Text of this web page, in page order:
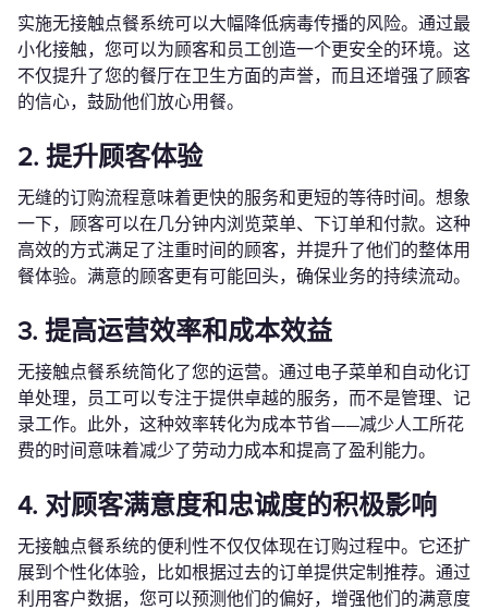
实施无接触点餐系统可以大幅降低病毒传播的风险。通过最
小化接触，您可以为顾客和员工创造一个更安全的环境。这
不仅提升了您的餐厅在卫生方面的声誉，而且还增强了顾客
的信心，鼓励他们放心用餐。
2. 提升顾客体验
无缝的订购流程意味着更快的服务和更短的等待时间。想象
一下，顾客可以在几分钟内浏览菜单、下订单和付款。这种
高效的方式满足了注重时间的顾客，并提升了他们的整体用
餐体验。满意的顾客更有可能回头，确保业务的持续流动。
3. 提高运营效率和成本效益
无接触点餐系统简化了您的运营。通过电子菜单和自动化订
单处理，员工可以专注于提供卓越的服务，而不是管理、记
录工作。此外，这种效率转化为成本节省——减少人工所花
费的时间意味着减少了劳动力成本和提高了盈利能力。
4. 对顾客满意度和忠诚度的积极影响
无接触点餐系统的便利性不仅仅体现在订购过程中。它还扩
展到个性化体验，比如根据过去的订单提供定制推荐。通过
利用客户数据，您可以预测他们的偏好，增强他们的满意度